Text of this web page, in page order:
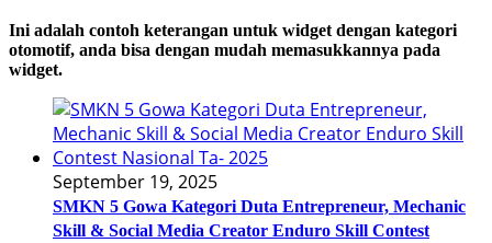
Ini adalah contoh keterangan untuk widget dengan kategori
otomotif, anda bisa dengan mudah memasukkannya pada
widget.
September 19, 2025
SMKN 5 Gowa Kategori Duta Entrepreneur, Mechanic
Skill & Social Media Creator Enduro Skill Contest